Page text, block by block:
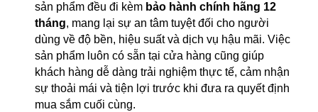
sản phẩm đều đi kèm bảo hành chính hãng 12
tháng, mang lại sự an tâm tuyệt đối cho người
dùng về độ bền, hiệu suất và dịch vụ hậu mãi. Việc
sản phẩm luôn có sẵn tại cửa hàng cũng giúp
khách hàng dễ dàng trải nghiệm thực tế, cảm nhận
sự thoải mái và tiện lợi trước khi đưa ra quyết định
mua sắm cuối cùng.